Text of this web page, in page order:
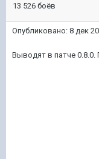
13 526 боёв
Опубликовано: 8 дек
Выводят в патче 0.8.0.